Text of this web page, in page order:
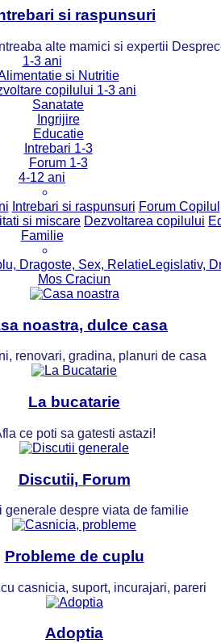
si raspunsuri
alte mamici si expertii
1-3 ani
si Nutritie
copilului 1-3 ani
Sanatate
Ingrijire
Educatie
Intrebari 1-3
Forum 1-3
4-12 ani
Intrebari si raspunsuri Forum Copilul
si miscare Dezvoltarea copilului
Familie
Dragoste, Sex, RelatieLegislativ,
Mos Craciun
noastra, dulce casa
renovari, gradina, planuri de casa
La bucatarie
ce poti sa gatesti astazi!
Discutii, Forum
generale despre viata de familie
Probleme de cuplu
casnicia, suport, incurajari, pareri
Adoptia